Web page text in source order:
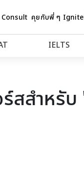
คุยกับพี่ ๆ Ignite
IELTS
สสำหรั